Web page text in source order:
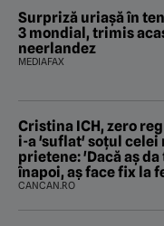
Surpriză uriașă în
3 mondial, trimis
neerlandez
MEDIAFAX
Cristina ICH, zero
i-a 'suflat' soțul celei
prietene: 'Dacă aș da
înapoi, aș face fix la
CANCAN.RO